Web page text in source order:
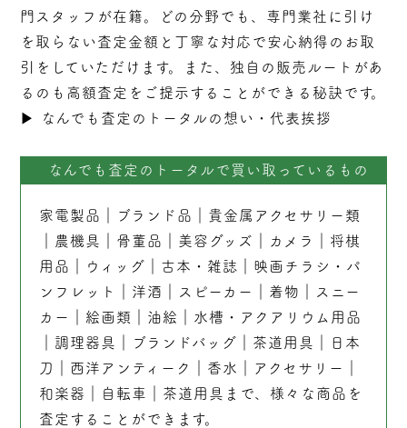
門スタッフが在籍。どの分野でも、専門業社に引け
を取らない査定 金額と丁寧な対応で安心納得のお取
引をしていただけます。また、独自の販売ルートがあ
るのも高額査定をご提示することができる秘訣です。
▶︎
なんでも査定のトータルの想い・代表挨拶
なんでも査定のトータルで買い取っているもの
家電製品 ブランド品
貴金属アクセサリー類
農機具 骨董品 美容グッズ カメラ
将棋
用品
ウィッグ 古本 ・ 雑誌
映画チラシ・パ
ンフレット
洋酒 スピーカー 着物
スニー
カー
絵画類 油絵
水槽・アクアリウム用品
調理器具 ブランドバッグ ｜茶道用具｜
日本
刀
西洋アンティーク 香水 アクセサリー
和楽器
自転車 茶道用具 まで、様々な商品を
査定することができます。